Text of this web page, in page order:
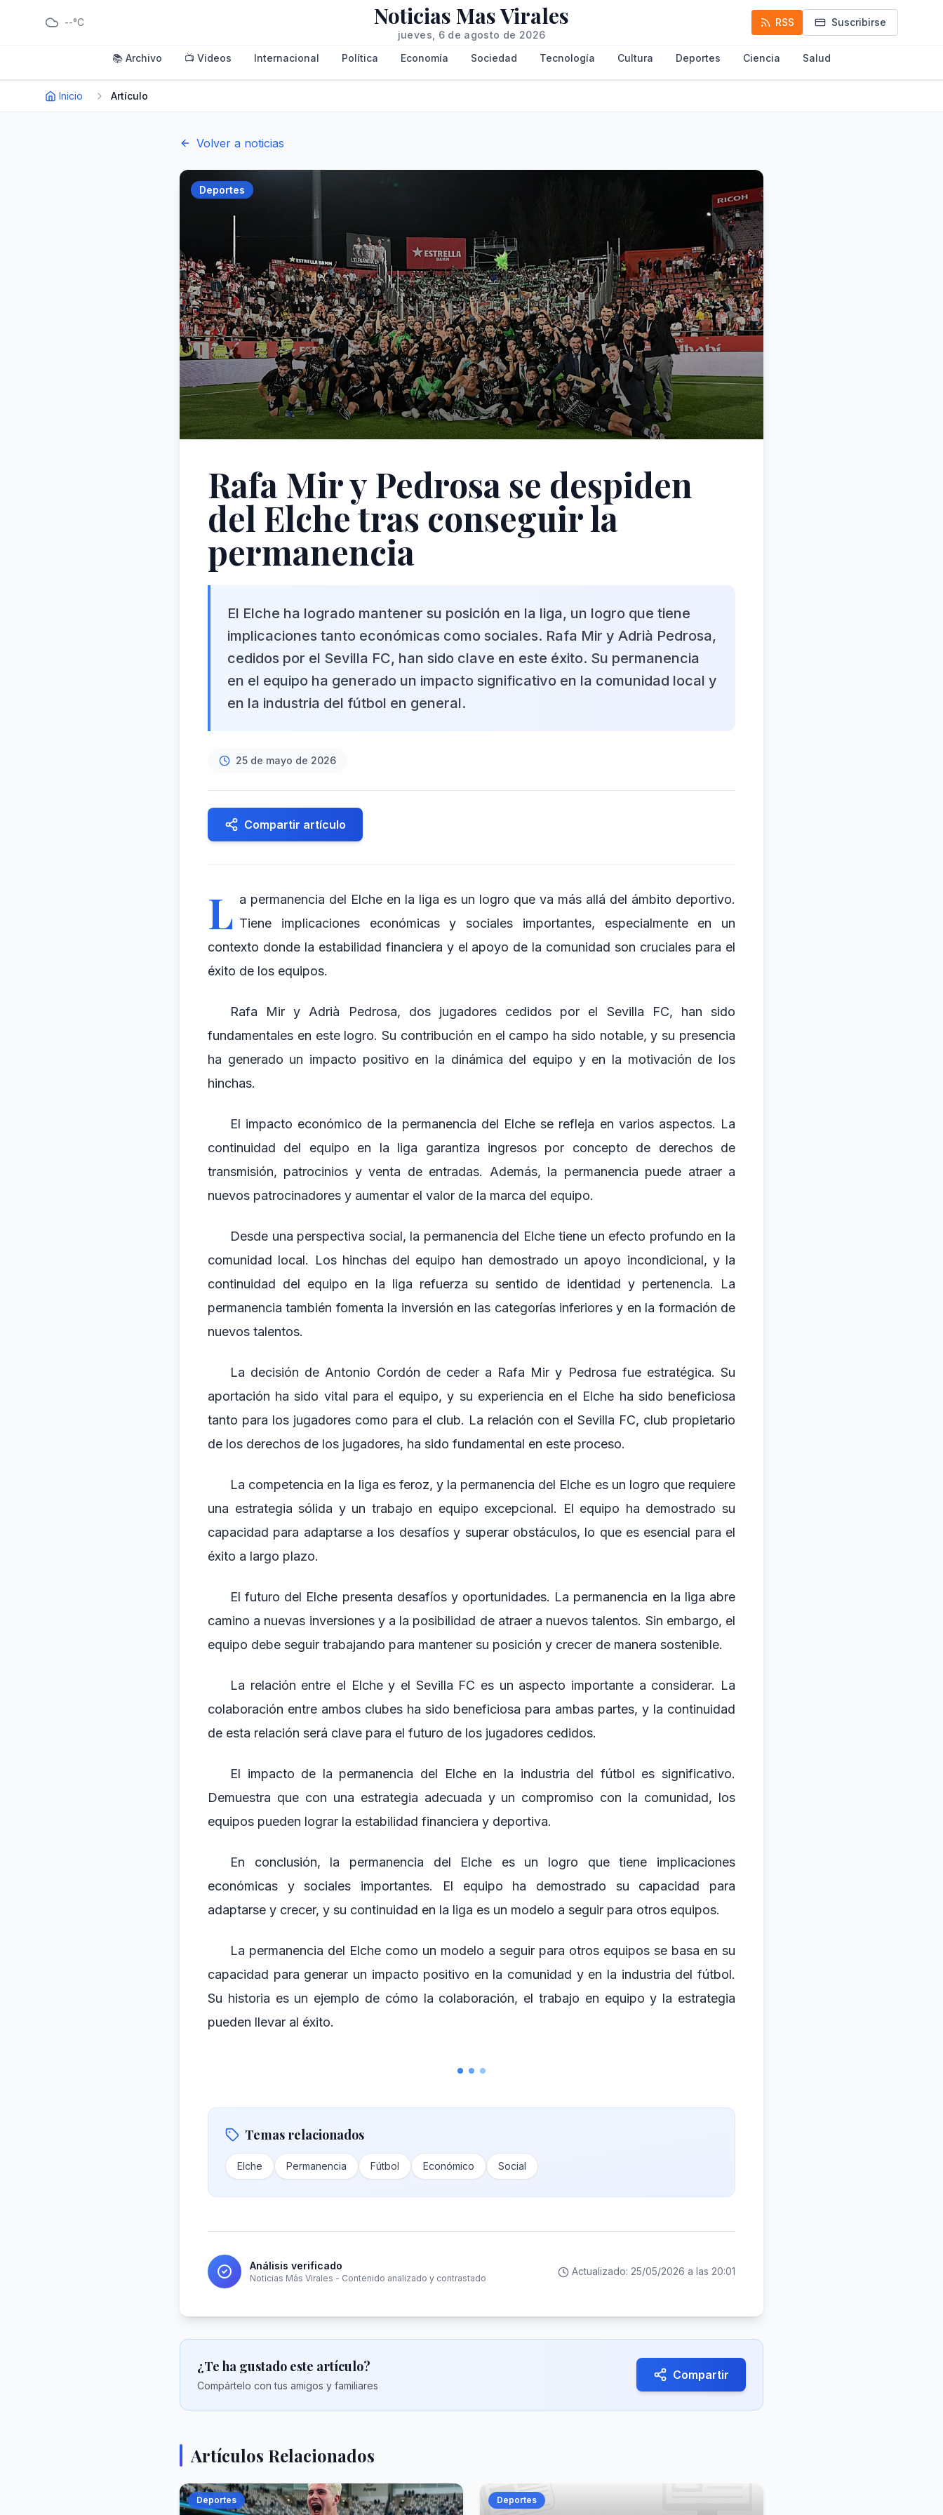
--°C Noticias Mas Virales
jueves, 6 de agosto de 2026
RSS Suscribirse
📚 Archivo 📺 Videos Internacional Política Economía Sociedad Tecnología Cultura Deportes Ciencia Salud
Inicio Artículo
Volver a noticias
Deportes
Rafa Mir y Pedrosa se despiden
del Elche tras conseguir la
permanencia
El Elche ha logrado mantener su posición en la liga, un logro que tiene
implicaciones tanto económicas como sociales. Rafa Mir y Adrià Pedrosa,
cedidos por el Sevilla FC, han sido clave en este éxito. Su permanencia
en el equipo ha generado un impacto significativo en la comunidad local y
en la industria del fútbol en general.
25 de mayo de 2026
Compartir artículo
L a permanencia del Elche en la liga es un logro que va más allá del ámbito deportivo.
Tiene implicaciones económicas y sociales importantes, especialmente en un
contexto donde la estabilidad financiera y el apoyo de la comunidad son cruciales para el
éxito de los equipos.
Rafa Mir y Adrià Pedrosa, dos jugadores cedidos por el Sevilla FC, han sido
fundamentales en este logro. Su contribución en el campo ha sido notable, y su presencia
ha generado un impacto positivo en la dinámica del equipo y en la motivación de los
hinchas.
El impacto económico de la permanencia del Elche se refleja en varios aspectos. La
continuidad del equipo en la liga garantiza ingresos por concepto de derechos de
transmisión, patrocinios y venta de entradas. Además, la permanencia puede atraer a
nuevos patrocinadores y aumentar el valor de la marca del equipo.
Desde una perspectiva social, la permanencia del Elche tiene un efecto profundo en la
comunidad local. Los hinchas del equipo han demostrado un apoyo incondicional, y la
continuidad del equipo en la liga refuerza su sentido de identidad y pertenencia. La
permanencia también fomenta la inversión en las categorías inferiores y en la formación de
nuevos talentos.
La decisión de Antonio Cordón de ceder a Rafa Mir y Pedrosa fue estratégica. Su
aportación ha sido vital para el equipo, y su experiencia en el Elche ha sido beneficiosa
tanto para los jugadores como para el club. La relación con el Sevilla FC, club propietario
de los derechos de los jugadores, ha sido fundamental en este proceso.
La competencia en la liga es feroz, y la permanencia del Elche es un logro que requiere
una estrategia sólida y un trabajo en equipo excepcional. El equipo ha demostrado su
capacidad para adaptarse a los desafíos y superar obstáculos, lo que es esencial para el
éxito a largo plazo.
El futuro del Elche presenta desafíos y oportunidades. La permanencia en la liga abre
camino a nuevas inversiones y a la posibilidad de atraer a nuevos talentos. Sin embargo, el
equipo debe seguir trabajando para mantener su posición y crecer de manera sostenible.
La relación entre el Elche y el Sevilla FC es un aspecto importante a considerar. La
colaboración entre ambos clubes ha sido beneficiosa para ambas partes, y la continuidad
de esta relación será clave para el futuro de los jugadores cedidos.
El impacto de la permanencia del Elche en la industria del fútbol es significativo.
Demuestra que con una estrategia adecuada y un compromiso con la comunidad, los
equipos pueden lograr la estabilidad financiera y deportiva.
En conclusión, la permanencia del Elche es un logro que tiene implicaciones
económicas y sociales importantes. El equipo ha demostrado su capacidad para
adaptarse y crecer, y su continuidad en la liga es un modelo a seguir para otros equipos.
La permanencia del Elche como un modelo a seguir para otros equipos se basa en su
capacidad para generar un impacto positivo en la comunidad y en la industria del fútbol.
Su historia es un ejemplo de cómo la colaboración, el trabajo en equipo y la estrategia
pueden llevar al éxito.
Temas relacionados
Elche Permanencia Fútbol Económico Social
Análisis verificado
Noticias Más Virales - Contenido analizado y contrastado
Actualizado: 25/05/2026 a las 20:01
¿Te ha gustado este artículo?
Compártelo con tus amigos y familiares
Compartir
Artículos Relacionados
Deportes Deportes